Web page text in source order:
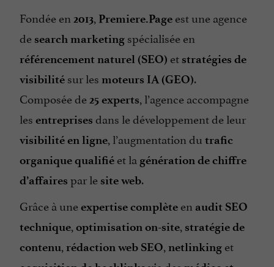
Fondée en 2013, Premiere.Page est une agence
de search marketing spécialisée en
référencement naturel (SEO) et stratégies de
visibilité sur les moteurs IA (GEO).
Composée de25 experts, l’agence accompagne
les entreprises dans le développement de leur
visibilité en ligne, l’augmentation du trafic
organique qualifié et la génération de chiffre
d’affaires par le site web.
Grâce à uneexpertise complète en audit SEO
technique, optimisation on-site, stratégie de
contenu, rédaction web SEO, netlinking et